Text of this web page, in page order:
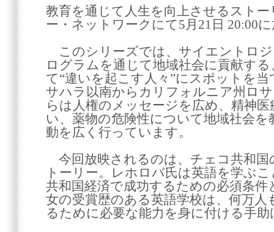
教育を通じて人生を向上させるスト
ー・ネットワークにて5月21日 20:00
このシリーズでは、サイエントロ
ログラムを通じて地域社会に貢献す
て“違いを起こす人々”にスポットを
サハラ以南からカリフォルニア州ロ
らは人権のメッセージを広め、精神
い、薬物の危険性について地域社会
動を広く行っています。
今回放映されるのは、チェコ共和国
トーリー。レホロバ氏は英語を学ぶ
共和国経済で成功するための必須条
女の受賞歴のある英語学校は、何万
るために必要な能力を身に付ける手